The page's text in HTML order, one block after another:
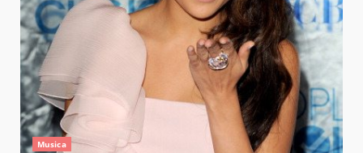
Musica